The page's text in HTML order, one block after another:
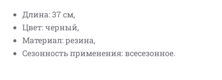
Длина: 37 см,
Цвет: черный,
Материал: резина,
Сезонность применения: всесезонное.